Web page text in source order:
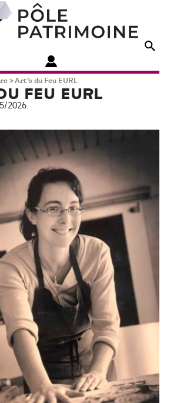
Art’s du Feu EURL
FEU EURL
2026.